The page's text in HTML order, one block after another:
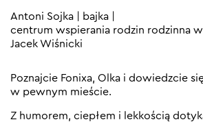
Antoni Sojka bajka
centrum wspierania rodzin rodzinna
Jacek Wiśnicki
Poznajcie Fonixa, Olka i dowiedzcie
w pewnym mieście.
Z humorem, ciepłem i lekkością